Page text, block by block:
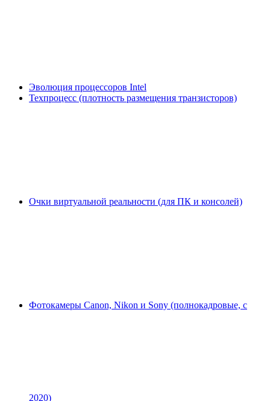
Эволюция процессоров Intel
Техпроцесс (плотность размещения транзисторов)
Очки виртуальной реальности (для ПК и консолей)
Фотокамеры Canon, Nikon и Sony (полнокадровые, с
2020)